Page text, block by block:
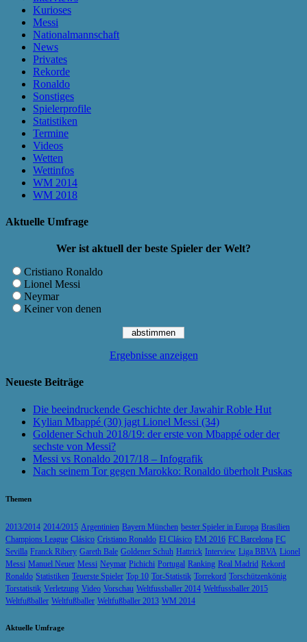
Kurioses
Messi
Nationalmannschaft
News
Privates
Rekorde
Ronaldo
Sonstiges
Spielerprofile
Statistiken
Termine
Videos
Wetten
Wettinfos
WM 2014
WM 2018
Aktuelle Umfrage
Wer ist aktuell der beste Spieler der Welt?
Cristiano Ronaldo
Lionel Messi
Neymar
Keiner von denen
Ergebnisse anzeigen
Neueste Beiträge
Die beeindruckende Geschichte der Jawahir Roble Hut
Kylian Mbappé (30) jagt Lionel Messi (34)
Goldener Schuh 2018/19: der erste von Mbappé oder der
sechste von Messi?
Messi vs Ronaldo 2017/18 – Infografik
Nach seinem Tor gegen Marokko: Ronaldo überholt Puskas
Themen
2013/2014 2014/2015 Argentinien Bayern München bester Spieler in Europa Brasilien
Champions League Clásico Cristiano Ronaldo El Clásico EM 2016 FC Barcelona FC
Sevilla Franck Ribery Gareth Bale Goldener Schuh Hattrick Interview Liga BBVA Lionel
Messi Manuel Neuer Messi Neymar Pichichi Portugal Ranking Real Madrid Rekord
Ronaldo Statistiken Teuerste Spieler Top 10 Tor-Statistik Torrekord Torschützenkönig
Torstatistik Verletzung Video Vorschau Weltfussballer 2014 Weltfussballer 2015
Weltfußballer Weltfußballer Weltfußballer 2013 WM 2014
Aktuelle Umfrage